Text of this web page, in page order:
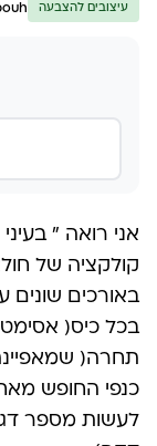
עיצובים להצבעה
אני רואה ” בעיני
קולקציה של
באורכים שונים
בכל כיס(
תחרה(
כנפי החופש
לעשות מספר